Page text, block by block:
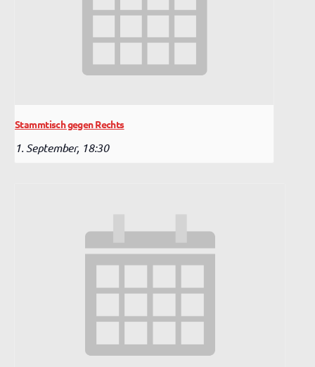
Stammtisch gegen Rechts
1. September, 18:30